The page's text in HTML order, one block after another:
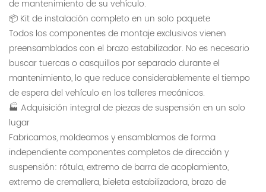
de mantenimiento de su vehículo.
📦 Kit de instalación completo en un solo paquete
Todos los componentes de montaje exclusivos vienen
preensamblados con el brazo estabilizador. No es necesario
buscar tuercas o casquillos por separado durante el
mantenimiento, lo que reduce considerablemente el tiempo
de espera del vehículo en los talleres mecánicos.
🏭 Adquisición integral de piezas de suspensión en un solo
lugar
Fabricamos, moldeamos y ensamblamos de forma
independiente componentes completos de dirección y
suspensión: rótula, extremo de barra de acoplamiento,
extremo de cremallera, bieleta estabilizadora, brazo de